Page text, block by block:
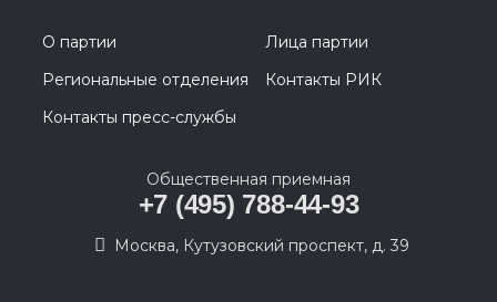
О партии
Лица партии
Региональные отделения
Контакты РИК
Контакты пресс-службы
Общественная приемная
+7 (495) 788-44-93
Москва, Кутузовский проспект, д. 39